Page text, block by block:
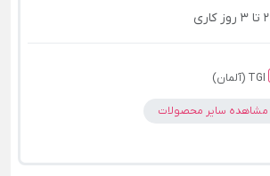
2 تا 3 روز کاری
TGI (آلمان)
مشاهده سایر محصولات